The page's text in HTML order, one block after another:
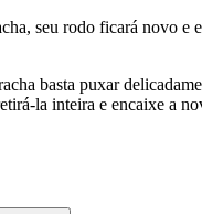
seu rodo ficará novo e
basta puxar
la inteira e encaixe a